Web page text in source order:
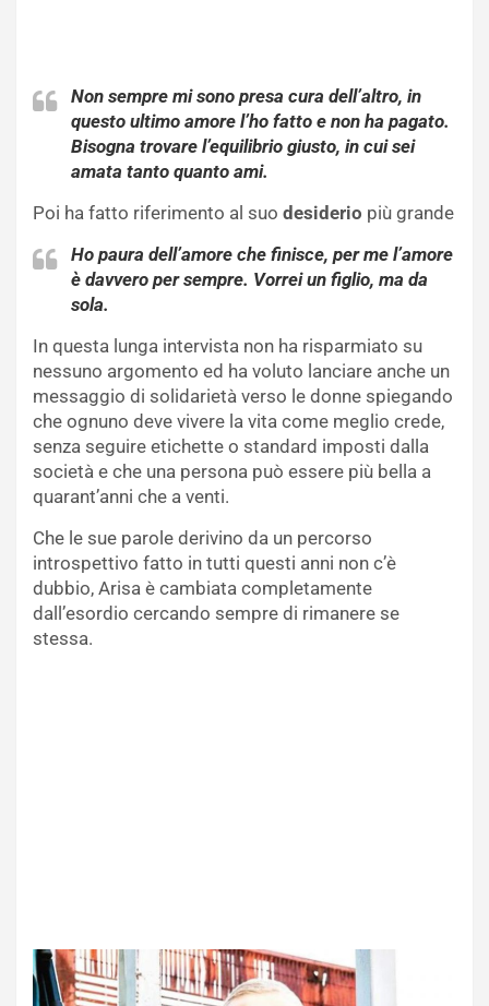
Non sempre mi sono presa cura dell’altro, in
questo ultimo amore l’ho fatto e non ha pagato.
Bisogna trovare l’equilibrio giusto, in cui sei
amata tanto quanto ami.
Poi ha fatto riferimento al suo desiderio più grande
Ho paura dell’amore che finisce, per me l’amore
è davvero per sempre. Vorrei un figlio, ma da
sola.
In questa lunga intervista non ha risparmiato su
nessuno argomento ed ha voluto lanciare anche un
messaggio di solidarietà verso le donne spiegando
che ognuno deve vivere la vita come meglio crede,
senza seguire etichette o standard imposti dalla
società e che una persona può essere più bella a
quarant’anni che a venti.
Che le sue parole derivino da un percorso
introspettivo fatto in tutti questi anni non c’è
dubbio, Arisa è cambiata completamente
dall’esordio cercando sempre di rimanere se
stessa.